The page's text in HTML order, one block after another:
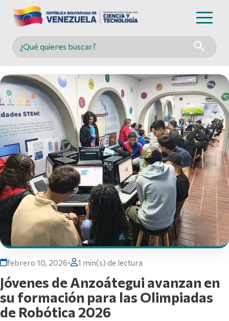
Buscar en MINCYT
febrero 10, 2026• 1 min(s) de lectura
Jóvenes de Anzoátegui avanzan en
su formación para las Olimpiadas
de Robótica 2026